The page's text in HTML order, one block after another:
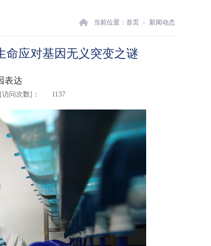
当前位置： 首页 新闻动态
命应对基因无义突变之谜
表达
[访问次数]： 1137